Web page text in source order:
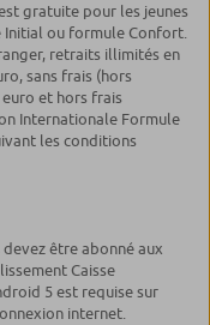
gratuite pour les jeunes
Initial ou formule Confort.
retraits illimités en
sans frais (hors
et hors frais
Internationale Formule
les conditions
être abonné aux
Caisse
5 est requise sur
internet.